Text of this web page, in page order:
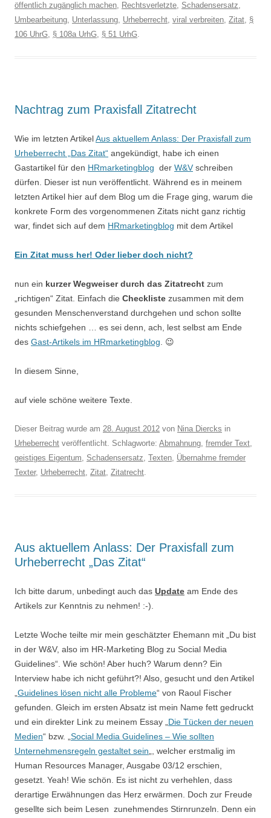
öffentlich zugänglich machen, Rechtsverletzte, Schadensersatz,
Umbearbeitung, Unterlassung, Urheberrecht, viral verbreiten, Zitat, §
106 UhrG, § 108a UrhG, § 51 UrhG.
Nachtrag zum Praxisfall Zitatrecht
Wie im letzten ArtikelAus aktuellem Anlass: Der Praxisfall zum
Urheberrecht „Das Zitat“ angekündigt, habe ich einen
Gastartikel für den HRmarketingblog der W&V schreiben
dürfen. Dieser ist nun veröffentlicht. Während es in meinem
letzten Artikel hier auf dem Blog um die Frage ging, warum die
konkrete Form des vorgenommenen Zitats nicht ganz richtig
war, findet sich auf dem HRmarketingblog mit dem Artikel
Ein Zitat muss her! Oder lieber doch nicht?
nun ein kurzer Wegweiser durch das Zitatrecht zum
„richtigen“ Zitat. Einfach die Checkliste zusammen mit dem
gesunden Menschenverstand durchgehen und schon sollte
nichts schiefgehen … es sei denn, ach, lest selbst am Ende
des Gast-Artikels im HRmarketingblog . 😉
In diesem Sinne,
auf viele schöne weitere Texte.
Dieser Beitrag wurde am 28. August 2012 von Nina Diercks in
Urheberrecht veröffentlicht. Schlagworte: Abmahnung, fremder Text,
geistiges Eigentum, Schadensersatz, Texten, Übernahme fremder
Texter, Urheberrecht, Zitat, Zitatrecht.
Aus aktuellem Anlass: Der Praxisfall zum
Urheberrecht „Das Zitat“
Ich bitte darum, unbedingt auch das Update am Ende des
Artikels zur Kenntnis zu nehmen! :-).
Letzte Woche teilte mir mein geschätzter Ehemann mit „Du bist
in der W&V, also im HR-Marketing Blog zu Social Media
Guidelines“. Wie schön! Aber huch? Warum denn? Ein
Interview habe ich nicht geführt?! Also, gesucht und den Artikel
Guidelines lösen nicht alle Probleme“ von Raoul Fischer
gefunden. Gleich im ersten Absatz ist mein Name fett gedruckt
und ein direkter Link zu meinem Essay „ Die Tücken der neuen
Medien“ bzw. „ Social Media Guidelines – Wie sollten
Unternehmensregeln gestaltet sein „, welcher erstmalig im
Human Resources Manager, Ausgabe 03/12 erschien,
gesetzt. Yeah! Wie schön. Es ist nicht zu verhehlen, dass
derartige Erwähnungen das Herz erwärmen. Doch zur Freude
gesellte sich beim Lesen zunehmendes Stirnrunzeln. Denn ein